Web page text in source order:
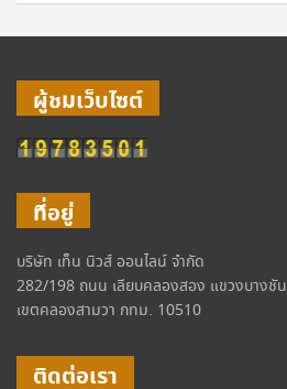
ผู้ชมเว็บไซต์
ที่อยู่
บริษัท เท็น นิวส์ ออนไลน์ จำกัด
282/198 ถนน เลียบคลองสอง แขวงบางชัน
เขตคลองสามวา กทม. 10510
ติดต่อเรา